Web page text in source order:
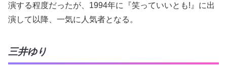
演する程度だったが、1994年に『笑っていいとも!』に出
演して以降、一気に人気者となる。
三井ゆり